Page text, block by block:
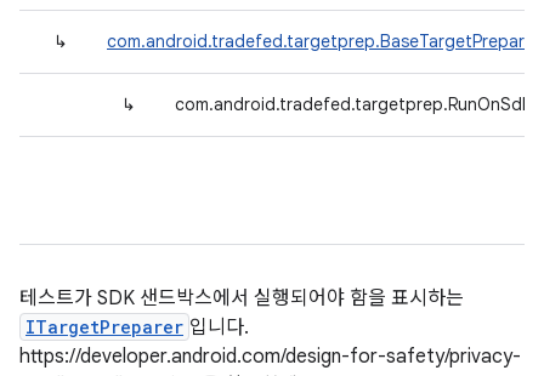
↳ com.android.tradefed.targetprep.BaseTargetPreparer
↳
테스트가 SDK 샌드박스에서 실행되어야 함을 표시하는
ITargetPreparer 입니다.
https://developer.android.com/design-for-safety/privacy-